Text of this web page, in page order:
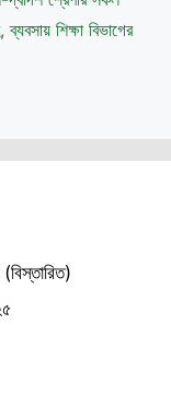
,ব্যবসায় শিক্ষা বিভাগের